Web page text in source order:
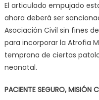
El articulado empujado
ahora deberá ser
Asociación Civil sin fines
para incorporar la Atrofia
temprana de ciertas
neonatal.
PACIENTE SEGURO, MISIÓN